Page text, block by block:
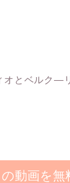
とベルク―
動画を無